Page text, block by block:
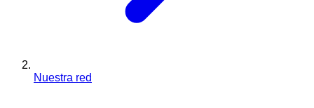
Nuestra red